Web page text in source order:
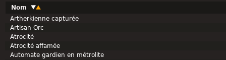
Nom
Artherkienne capturée
Artisan Orc
Atrocité
Atrocité affamée
Automate gardien en métrolite